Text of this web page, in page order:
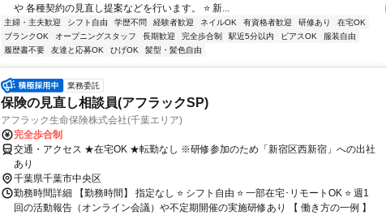
や 各種契約の見直し提案などを行います。 ⭐ 新...
主婦・主夫歓迎 シフト自由 学歴不問 経験者歓迎 ネイルOK 有資格者歓迎 研修あり
在宅OK
ブランクOK
オープニングスタッフ 長期歓迎 完全歩合制 駅近5分以内 ピアスOK
服装自由
履歴書不要
友達と応募OK ひげOK 髪型・髪色自由
業務委託
保険の見直し相談員(アフラックSP)
アフラック生命保険株式会社(千葉エリア)
完全歩合制
交通・アクセス ★在宅OK ★転勤なし ※研修参加のため「新宿区西新宿」への出社
あり
千葉県千葉市中央区
勤務時間詳細 【勤務時間】 指定なし ⭐ シフト自由 ⭐ 一部在宅･リモートOK ⭐ 週1
回の活動報告（オンライン会議）や不定期開催の実施研修あり 【 働き方の一例 】